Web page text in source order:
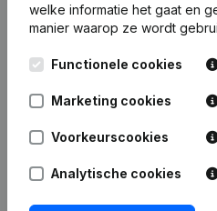
welke informatie het gaat en
manier waarop ze wordt
Functionele cookies
Marketing cookies
Voorkeurscookies
Analytische cookies
Leuvensesteenweg
1800 Vilvoorde